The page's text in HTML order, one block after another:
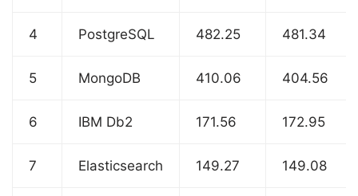
4 PostgreSQL 482.25 481.34
5 MongoDB 410.06 404.56
6 IBM Db2 171.56 172.95
7 Elasticsearch 149.27 149.08